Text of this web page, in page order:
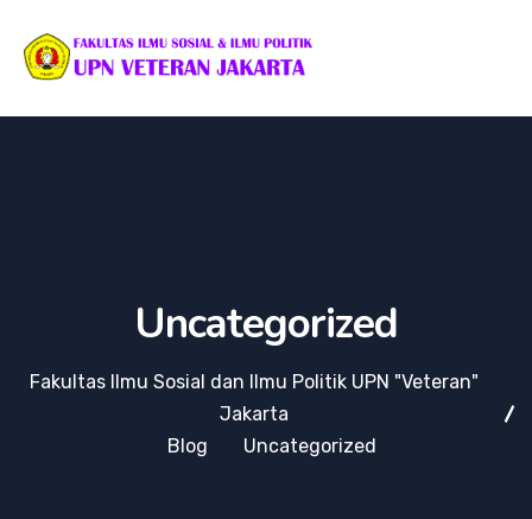
Uncategorized
Fakultas Ilmu Sosial dan Ilmu Politik UPN "Veteran"
Jakarta
Blog
Uncategorized